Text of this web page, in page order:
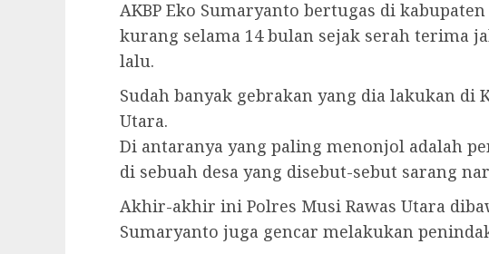
AKBP Eko Sumaryanto bertugas di
kurang selama 14 bulan sejak serah terima
lalu.
Sudah banyak gebrakan yang dia lakukan di
Utara.
Di antaranya yang paling menonjol adalah
di sebuah desa yang disebut-sebut sarang
Akhir-akhir ini Polres Musi Rawas Utara
Sumaryanto juga gencar melakukan